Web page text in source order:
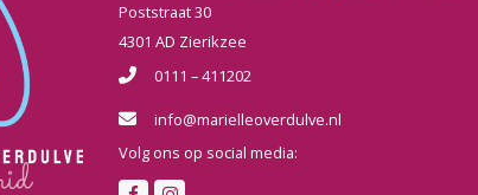
Poststraat 30
4301 AD Zierikzee
0111 – 411202
info@marielleoverdulve.nl
Volg ons op social media: